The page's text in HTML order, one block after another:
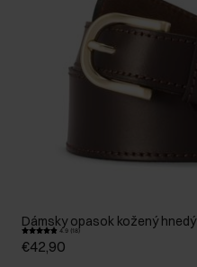
Dámsky opasok kožený hnedý
4.9 (18)
€42,90